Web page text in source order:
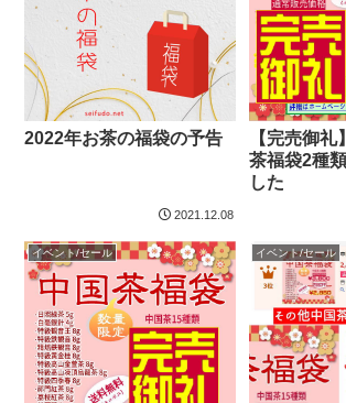
2022年お茶の福袋の予告
2021.12.08
【完売御
茶福袋2種
した
イベント/セール イベント/セール